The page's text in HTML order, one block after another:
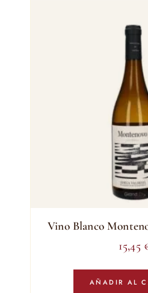
Vino Blanco
15,45
AÑADIR AL